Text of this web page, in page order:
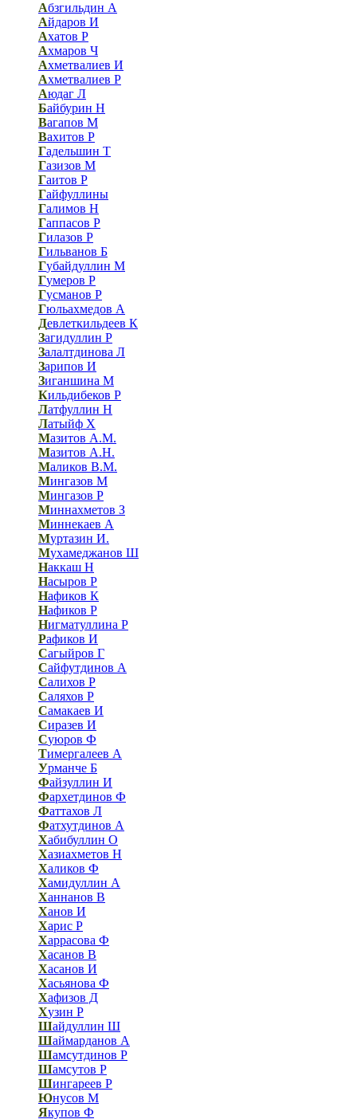
Абзгильдин А
Айдаров И
Ахатов Р
Ахмаров Ч
Ахметвалиев И
Ахметвалиев Р
Аюдаг Л
Байбурин Н
Вагапов М
Вахитов Р
Гадельшин Т
Газизов М
Гаитов Р
Гайфуллины
Галимов Н
Гаппасов Р
Гилазов Р
Гильванов Б
Губайдуллин М
Гумеров Р
Гусманов Р
Гюльахмедов А
Девлеткильдеев К
Загидуллин Р
Залалтдинова Л
Зарипов И
Зиганшина М
Кильдибеков Р
Латфуллин Н
Латыйф Х
Мазитов А.М.
Мазитов А.Н.
Маликов В.М.
Мингазов М
Мингазов Р
Миннахметов З
Миннекаев А
Муртазин И.
Мухамеджанов Ш
Наккаш Н
Насыров Р
Нафиков К
Нафиков Р
Нигматуллина Р
Рафиков И
Сагыйров Г
Сайфутдинов А
Салихов Р
Саляхов Р
Самакаев И
Сиразев И
Суюров Ф
Тимергалеев А
Урманче Б
Файзуллин И
Фархетдинов Ф
Фаттахов Л
Фатхутдинов А
Хабибуллин О
Хазиахметов Н
Халиков Ф
Хамидуллин А
Ханнанов В
Ханов И
Харис Р
Харрасова Ф
Хасанов В
Хасанов И
Хасьянова Ф
Хафизов Д
Хузин Р
Шайдуллин Ш
Шаймарданов А
Шамсутдинов Р
Шамсутов Р
Шингареев Р
Юнусов М
Якупов Ф